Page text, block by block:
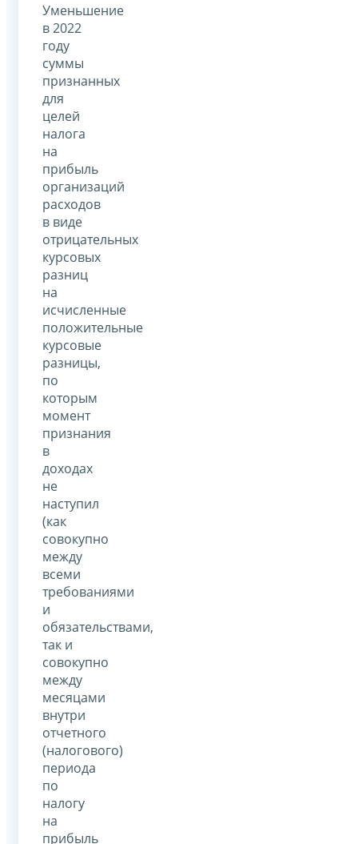
Уменьшение
в 2022
году
суммы
признанных
для
целей
налога
на
прибыль
организаций
расходов
в виде
отрицательных
курсовых
разниц
на
исчисленные
положительные
курсовые
разницы,
по
которым
момент
признания
в
доходах
не
наступил
(как
совокупно
между
всеми
требованиями
и
обязательствами,
так и
совокупно
между
месяцами
внутри
отчетного
(налогового)
периода
по
налогу
на
прибыль